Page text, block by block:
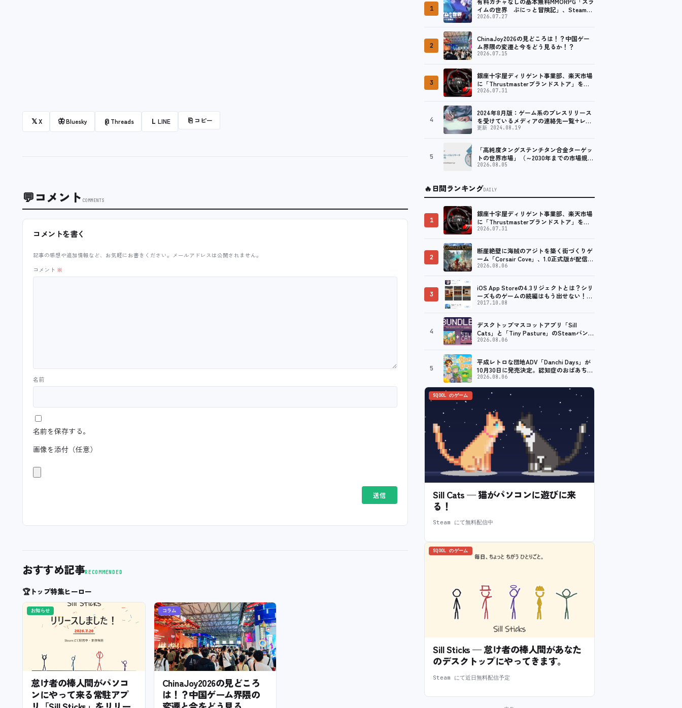
𝕏X 🦋Bluesky @ Threads L LINE ⎘ コピー
💬コメント COMMENTS
コメントを書く
記事の感想や追加情報など、お気軽にお書きください。メールアドレスは公開されません。
コメント ※
名前
名前を保存する。
画像を添付（任意）
おすすめ記事RECOMMENDED
🏆トップ特集ヒーロー
お知らせ
怠け者の棒人間がパソコ
ンにやって来る常駐アプ
コラム
ChinaJoy2026の見どころ
は！？中国ゲーム界隈の
1
イムの世界 ぷにっと冒険記」、Steam向
けの無料体験版が8月末に配信決定
2026.07.27
2
ChinaJoy2026の見どころは！？中国ゲー
ム界隈の変遷と今をどう見るか！？
2026.07.15
3
銀座十字屋ディリゲント事業部、楽天市場
に「Thrustmasterブランドストア」をオ
ープン。記念キャンペーンでポイントアッ
2026.07.31
4
2024年8月版：ゲーム系のプレスリリース
を受けているメディアの連絡先一覧+レビ
ュー依頼先一覧
更新 2024.08.19
5
「高純度タングステンチタン合金ターゲッ
トの世界市場」（～2030年までの市場規模
予測）資料を発行、年平均6.5%で成長する
2026.08.05
🔥日間ランキングDAILY
1
銀座十字屋ディリゲント事業部、楽天市場
に「Thrustmasterブランドストア」をオ
ープン。記念キャンペーンでポイントアッ
ローラーを中心に、幅広くラインナップ
2026.07.31
2
断崖絶壁に海賊のアジトを築く街づくりゲ
ーム「Corsair Cove」、1.0正式版が配信開
始！
2026.08.06
3
iOS App Storeの4.3リジェクトとは？シリ
ーズものゲームの続編はもう出せない！？
脱出ゲームで相次ぐリジェクト
2017.10.08
4
デスクトップマスコットアプリ「Sill
Cats」と「Tiny Pasture」のSteamバンド
ルセットが販売開始。通常価格より10%割
2026.08.06
5
平成レトロな団地ADV「Danchi Days」が
10月30日に発売決定。認知症のおばあちゃ
んのために夏祭り復活を目指す
2026.08.06
SQOOL のゲーム
Sill Cats — 猫がパソコンに遊びに来
る！
Steam にて無料配信中
SQOOL のゲーム
Sill Sticks — 怠け者の棒人間があなた
のデスクトップにやってきます。
Steam にて近日無料配信予定